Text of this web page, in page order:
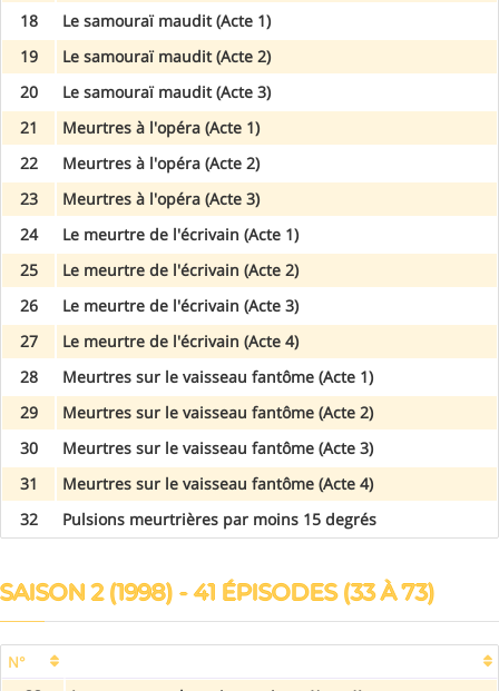
18
Le samouraï maudit (Acte 1)
19
Le samouraï maudit (Acte 2)
20
Le samouraï maudit (Acte 3)
21
Meurtres à l'opéra (Acte 1)
22
Meurtres à l'opéra (Acte 2)
23
Meurtres à l'opéra (Acte 3)
24
Le meurtre de l'écrivain (Acte 1)
25
Le meurtre de l'écrivain (Acte 2)
26
Le meurtre de l'écrivain (Acte 3)
27
Le meurtre de l'écrivain (Acte 4)
28
Meurtres sur le vaisseau fantôme (Acte 1)
29
Meurtres sur le vaisseau fantôme (Acte 2)
30
Meurtres sur le vaisseau fantôme (Acte 3)
31
Meurtres sur le vaisseau fantôme (Acte 4)
32
Pulsions meurtrières par moins 15 degrés
SAISON 2 (1998) - 41 ÉPISODES (33 À 73)
N°